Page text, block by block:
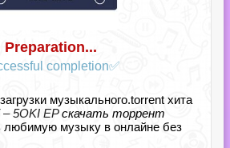
Preparation...
completion✅
музыкального.torrent хита
5OKI EPскачать торрент
любимую музыку в онлайне без